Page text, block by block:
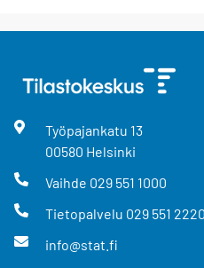
Työpajankatu 13
00580 Helsinki
Vaihde 029 551 1000
Tietopalvelu 029 551 2220
info@stat.fi